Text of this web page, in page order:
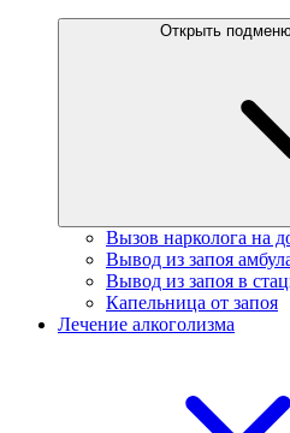
Открыть
Вызов нарколога на
Вывод из запоя
Вывод из запоя в
Капельница от запоя
Лечение алкоголизма